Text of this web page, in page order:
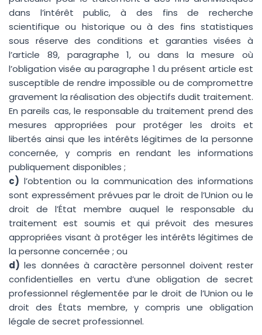
dans l’intérêt public, à des fins de recherche
scientifique ou historique ou à des fins statistiques
sous réserve des conditions et garanties visées à
l’article 89, paragraphe 1, ou dans la mesure où
l’obligation visée au paragraphe 1 du présent article est
susceptible de rendre impossible ou de compromettre
gravement la réalisation des objectifs dudit traitement.
En pareils cas, le responsable du traitement prend des
mesures appropriées pour protéger les droits et
libertés ainsi que les intérêts légitimes de la personne
concernée, y compris en rendant les informations
publiquement disponibles ;
c) l’obtention ou la communication des informations
sont expressément prévues par le droit de l’Union ou le
droit de l’État membre auquel le responsable du
traitement est soumis et qui prévoit des mesures
appropriées visant à protéger les intérêts légitimes de
la personne concernée ; ou
d) les données à caractère personnel doivent rester
confidentielles en vertu d’une obligation de secret
professionnel réglementée par le droit de l’Union ou le
droit des États membre, y compris une obligation
légale de secret professionnel.